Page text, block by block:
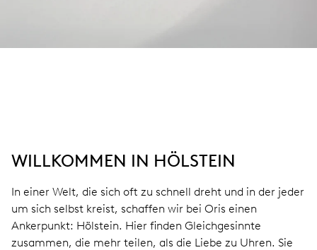
WILLKOMMEN IN HÖLSTEIN
In einer Welt, die sich oft zu schnell dreht und in der jeder
um sich selbst kreist, schaffen wir bei Oris einen
Ankerpunkt: Hölstein. Hier finden Gleichgesinnte
zusammen, die mehr teilen, als die Liebe zu Uhren. Sie